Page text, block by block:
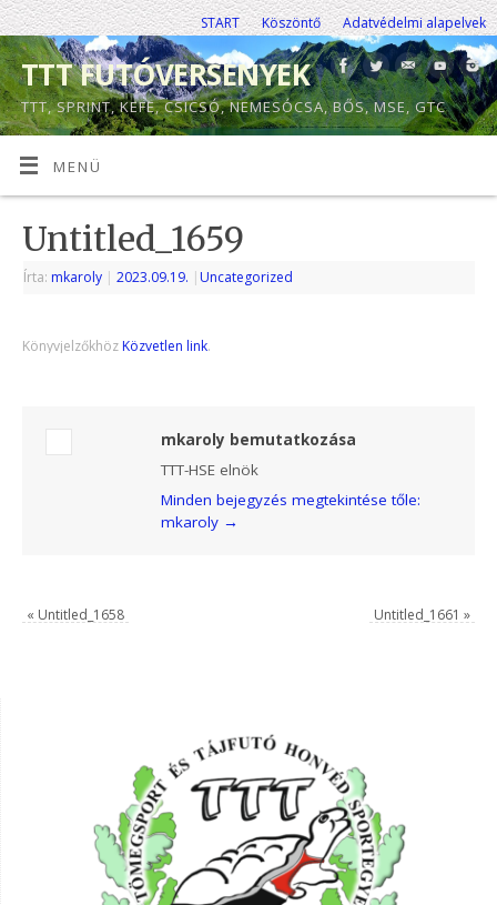
START Köszöntő Adatvédelmi alapelvek
TTT FUTÓVERSENYEK
TTT, SPRINT, KEFE, CSICSÓ, NEMESÓCSA, BŐS, MSE, GTC
MENÜ
Untitled_1659
Írta: mkaroly | 2023.09.19. | Uncategorized
Könyvjelzőkhöz Közvetlen link.
mkaroly bemutatkozása
TTT-HSE elnök
Minden bejegyzés megtekintése tőle:
mkaroly →
« Untitled_1658 Untitled_1661 »